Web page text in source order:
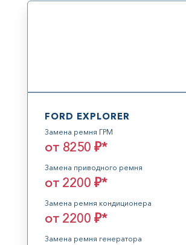
FORD EXPLORER
Замена ремня ГРМ
от 8250 ₽*
Замена приводного ремня
от 2200 ₽*
Замена ремня кондиционера
от 2200 ₽*
Замена ремня генератора